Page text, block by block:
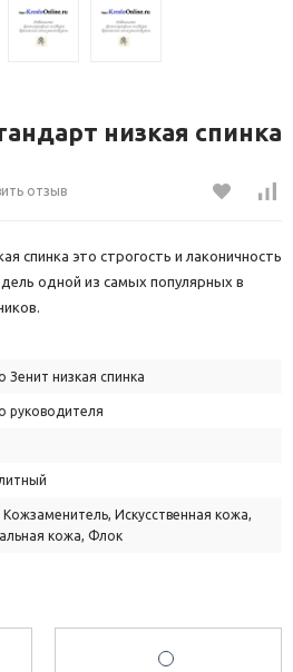
низкая спинка
отзыв
спинка это строгость и лаконичность
одной из самых популярных в
Зенит низкая спинка
руководителя
Кожзаменитель, Искусственная кожа,
кожа, Флок